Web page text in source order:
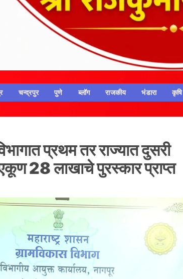
चन्द्रपुर पुणे ब्लॉग राजकीय भंडारा कृषि
प्रथम तर राज्यात दुसरी
28 लाखाचे पुरस्कार प्राप्त